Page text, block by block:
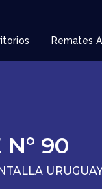
Remates
N° 90